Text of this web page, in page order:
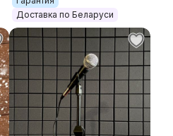
канала 4K IP WiFi
Доставка по Беларуси